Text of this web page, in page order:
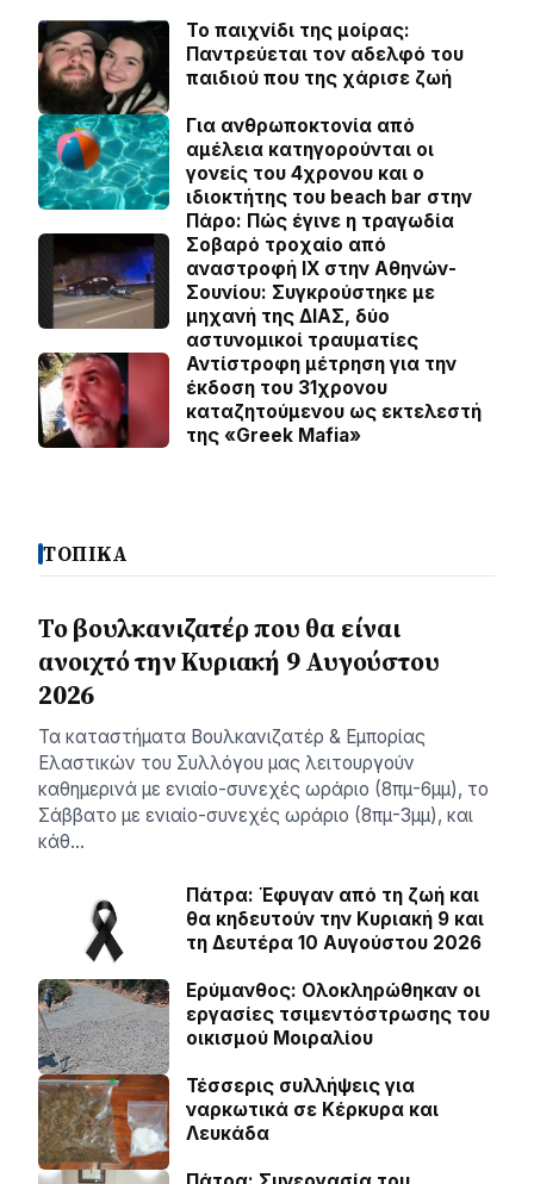
Το παιχνίδι της μοίρας:
Παντρεύεται τον αδελφό του
παιδιού που της χάρισε ζωή
Για ανθρωποκτονία από
αμέλεια κατηγορούνται οι
γονείς του 4χρονου και ο
ιδιοκτήτης του beach bar στην
Πάρο: Πώς έγινε η τραγωδία
Σοβαρό τροχαίο από
αναστροφή ΙΧ στην Αθηνών-
Σουνίου: Συγκρούστηκε με
μηχανή της ΔΙΑΣ, δύο
αστυνομικοί τραυματίες
Αντίστροφη μέτρηση για την
έκδοση του 31χρονου
καταζητούμενου ως εκτελεστή
της «Greek Mafia»
ΤΟΠΙΚΑ
Το βουλκανιζατέρ που θα είναι
ανοιχτό την Κυριακή 9 Αυγούστου
2026
Τα καταστήματα Βουλκανιζατέρ & Εμπορίας
Ελαστικών του Συλλόγου μας λειτουργούν
καθημερινά με ενιαίο-συνεχές ωράριο (8πμ-6μμ), το
Σάββατο με ενιαίο-συνεχές ωράριο (8πμ-3μμ), και
κάθ…
Πάτρα: Έφυγαν από τη ζωή και
θα κηδευτούν την Κυριακή 9 και
τη Δευτέρα 10 Αυγούστου 2026
Ερύμανθος: Ολοκληρώθηκαν οι
εργασίες τσιμεντόστρωσης του
οικισμού Μοιραλίου
Τέσσερις συλλήψεις για
ναρκωτικά σε Κέρκυρα και
Λευκάδα